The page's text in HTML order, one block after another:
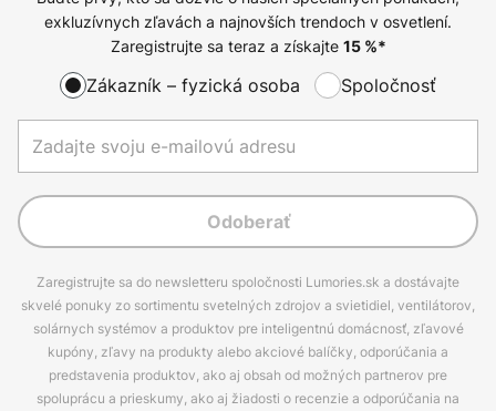
exkluzívnych zľavách a najnovších trendoch v osvetlení.
Zaregistrujte sa teraz a získajte 15%*
Zákazník – fyzická osoba Spoločnosť
Odoberať
Zaregistrujte sa do newsletteru spoločnosti Lumories.sk a dostávajte
skvelé ponuky zo sortimentu svetelných zdrojov a svietidiel, ventilátorov,
solárnych systémov a produktov pre inteligentnú domácnosť, zľavové
kupóny, zľavy na produkty alebo akciové balíčky, odporúčania a
predstavenia produktov, ako aj obsah od možných partnerov pre
spoluprácu a prieskumy, ako aj žiadosti o recenzie a odporúčania na